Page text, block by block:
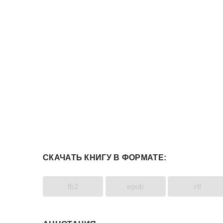
СКАЧАТЬ КНИГУ В ФОРМАТЕ:
fb2 epub rtf